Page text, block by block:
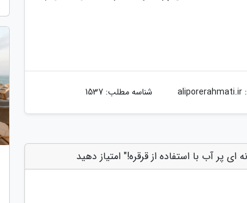
aliporerahmati.ir شناسه مطلب: 1537
ای پر آب با استفاده از قرقره!" امتیاز دهید